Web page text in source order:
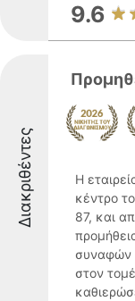
9.6
Διακριθέντες
Η
κέντρο
87, και
συναφών
στον